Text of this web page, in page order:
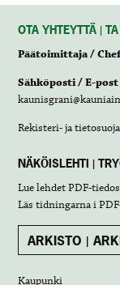
OTA YHTEYTTÄ |
Päätoimittaja /
Sähköposti / E-post
Rekisteri- ja
NÄKÖISLEHTI |
Lue lehdetPDF-
Läs tidningarna i
ARKISTO |
Kaupunki